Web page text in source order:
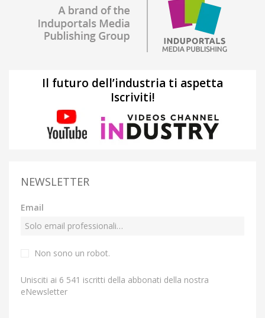
Il futuro dell’industria ti aspetta
Iscriviti!
NEWSLETTER
Email
Non sono un robot.
Unisciti ai 6 541 iscritti della abbonati della nostra
eNewsletter